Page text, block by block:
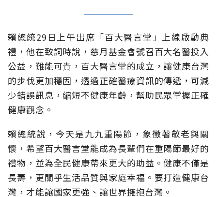
賴總統29日上午出席「百大醫言堂」上線啟動典
禮，他在致詞時說，慈月基金會號召百大名醫投入
公益，難能可貴，百大醫言堂的成立，讓健康台灣
的步伐更加穩固，透過正確醫療資訊的傳遞，可減
少錯誤訊息，縮短不健康年齡，幫助民眾掌握正確
健康觀念。
賴總統說，今天是九九重陽節，象徵著敬老與關
懷，希望百大醫言堂能成為長輩們在重陽節最好的
禮物，並為全民健康帶來更大的助益。健康不僅是
長壽，更關乎生活品質與家庭幸福。要打造健康台
灣，才能讓國家更強、讓世界擁抱台灣。